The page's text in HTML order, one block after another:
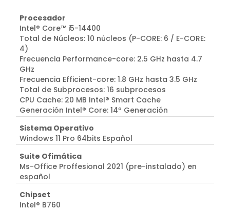
Procesador
Intel® Core™ i5-14400
Total de Núcleos: 10 núcleos (P-CORE: 6 / E-CORE:
4)
Frecuencia Performance-core: 2.5 GHz hasta 4.7
GHz
Frecuencia Efficient-core: 1.8 GHz hasta 3.5 GHz
Total de Subprocesos: 16 subprocesos
CPU Cache: 20 MB Intel® Smart Cache
Generación Intel® Core: 14ª Generación
Sistema Operativo
Windows 11 Pro 64bits Español
Suite Ofimática
Ms-Office Proffesional 2021 (pre-instalado) en
español
Chipset
Intel® B760